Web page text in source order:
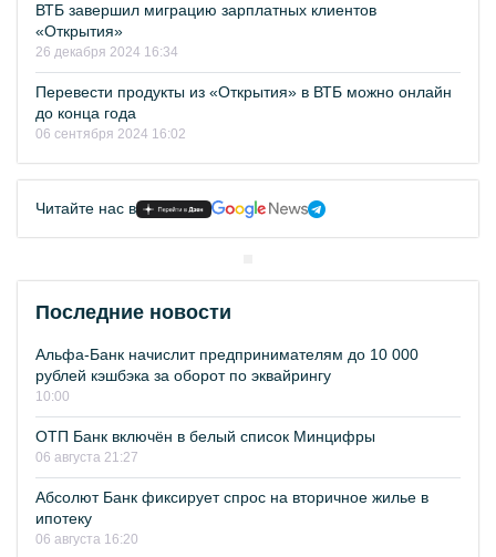
ВТБ завершил миграцию зарплатных клиентов
«Открытия»
26 декабря 2024 16:34
Перевести продукты из «Открытия» в ВТБ можно онлайн
до конца года
06 сентября 2024 16:02
Читайте нас в
Последние новости
Альфа-Банк начислит предпринимателям до 10 000
рублей кэшбэка за оборот по эквайрингу
10:00
ОТП Банк включён в белый список Минцифры
06 августа 21:27
Абсолют Банк фиксирует спрос на вторичное жилье в
ипотеку
06 августа 16:20